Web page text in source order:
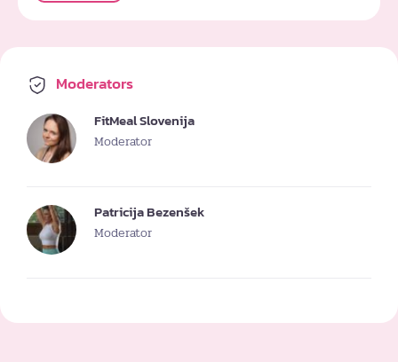
Moderators
FitMeal Slovenija
Moderator
Patricija Bezenšek
Moderator